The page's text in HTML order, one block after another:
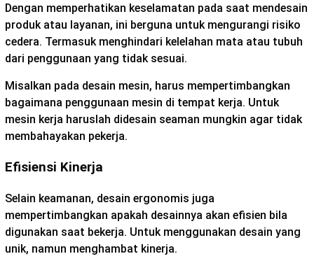
Dengan memperhatikan keselamatan pada saat mendesain
produk atau layanan, ini berguna untuk mengurangi risiko
cedera. Termasuk menghindari kelelahan mata atau tubuh
dari penggunaan yang tidak sesuai.
Misalkan pada desain mesin, harus mempertimbangkan
bagaimana penggunaan mesin di tempat kerja. Untuk
mesin kerja haruslah didesain seaman mungkin agar tidak
membahayakan pekerja.
Efisiensi Kinerja
Selain keamanan, desain ergonomis juga
mempertimbangkan apakah desainnya akan efisien bila
digunakan saat bekerja. Untuk menggunakan desain yang
unik, namun menghambat kinerja.